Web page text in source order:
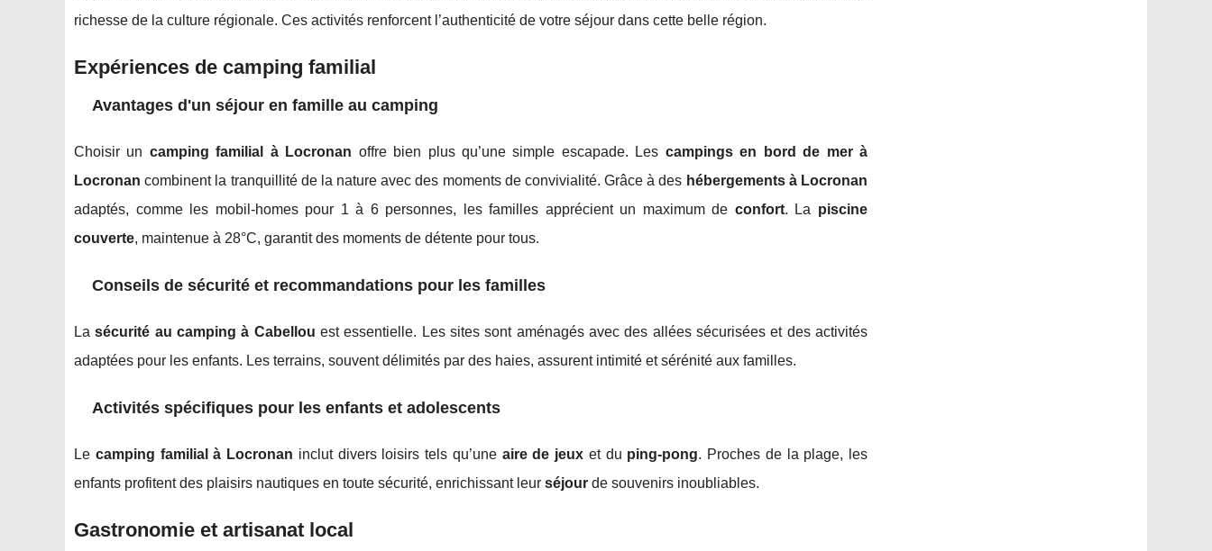
richesse de la culture régionale. Ces activités renforcent l’authenticité de votre séjour dans cette belle région.
Expériences de camping familial
Avantages d'un séjour en famille au camping
Choisir un camping familial à Locronan offre bien plus qu’une simple escapade. Les campings en bord de mer à
Locronan combinent la tranquillité de la nature avec des moments de convivialité. Grâce à des hébergements à Locronan
adaptés, comme les mobil-homes pour 1 à 6 personnes, les familles apprécient un maximum de confort. La piscine
couverte, maintenue à 28°C, garantit des moments de détente pour tous.
Conseils de sécurité et recommandations pour les familles
Lasécurité au camping à Cabellou est essentielle. Les sites sont aménagés avec des allées sécurisées et des activités
adaptées pour les enfants. Les terrains, souvent délimités par des haies, assurent intimité et sérénité aux familles.
Activités spécifiques pour les enfants et adolescents
Le camping familial à Locronan inclut divers loisirs tels qu’une aire de jeux et du ping-pong. Proches de la plage, les
enfants profitent des plaisirs nautiques en toute sécurité, enrichissant leur séjour de souvenirs inoubliables.
Gastronomie et artisanat local